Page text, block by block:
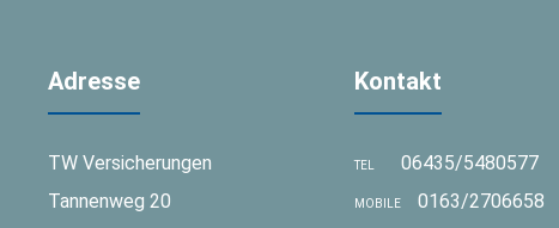
Adresse
TW Versicherungen
Tannenweg 20
Kontakt
TEL 06435/5480577
MOBILE 0163/2706658